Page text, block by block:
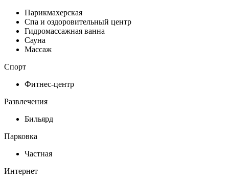
Парикмахерская
Спа и оздоровительный центр
Гидромассажная ванна
Сауна
Массаж
Спорт
Фитнес-центр
Развлечения
Бильярд
Парковка
Частная
Интернет